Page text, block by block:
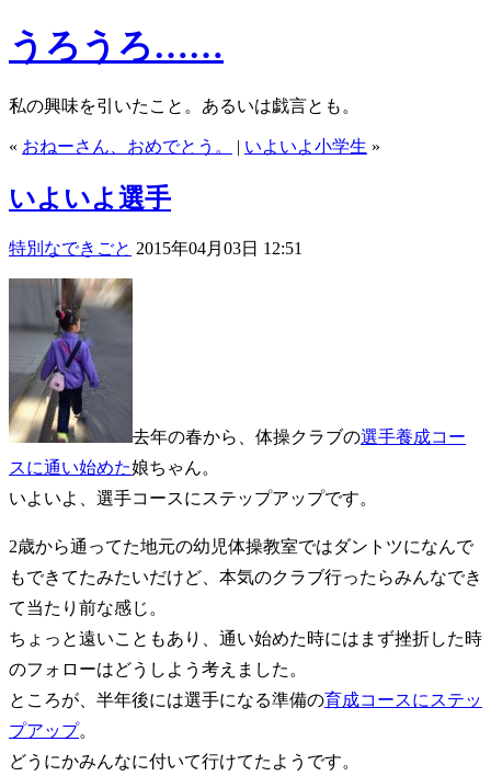
うろうろ……
私の興味を引いたこと。あるいは戯言とも。
« おねーさん、おめでとう。 | いよいよ小学生 »
いよいよ選手
特別なできごと 2015年04月03日 12:51
去年の春から、体操クラブの選手養成コー
スに通い始めた娘ちゃん。
いよいよ、選手コースにステップアップです。
2歳から通ってた地元の幼児体操教室ではダントツになんで
もできてたみたいだけど、本気のクラブ行ったらみんなでき
て当たり前な感じ。
ちょっと遠いこともあり、通い始めた時にはまず挫折した時
のフォローはどうしよう考えました。
ところが、半年後には選手になる準備の育成コースにステッ
プアップ。
どうにかみんなに付いて行けてたようです。